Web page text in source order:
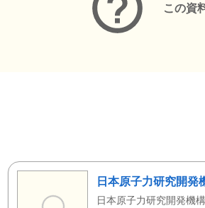
この資
日本原子力研究開発
日本原子力研究開発機